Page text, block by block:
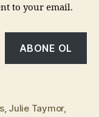
to your email.
ABONE OL
, Julie Taymor,